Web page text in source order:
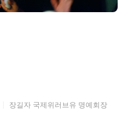
장길자 국제위러브유 명예회장